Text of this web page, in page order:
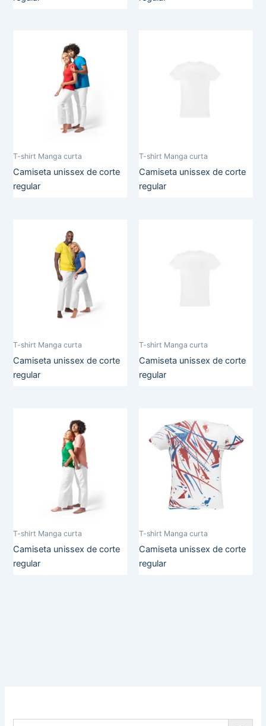
T-shirt Manga curta
Camiseta unissex de corte
regular
T-shirt Manga curta
Camiseta unissex de corte
regular
T-shirt Manga curta
Camiseta unissex de corte
regular
T-shirt Manga curta
Camiseta unissex de corte
regular
T-shirt Manga curta
Camiseta unissex de corte
regular
T-shirt Manga curta
Camiseta unissex de corte
regular